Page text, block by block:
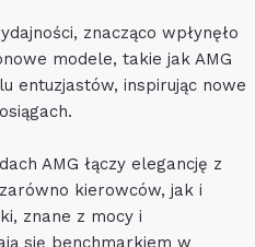
znacząco wpłynęło
modele, takie jak AMG
entuzjastów, inspirując nowe
AMG łączy elegancję z
kierowców, jak i
znane z mocy i
się benchmarkiem w